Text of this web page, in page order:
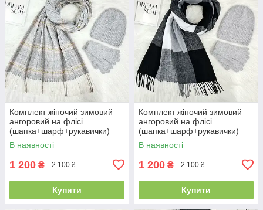
Комплект жіночий зимовий
ангоровий на флісі
(шапка+шарф+рукавички)
ODYSSEY 55-58 см сірий
12822 - 8091 - 4210
В наявності
1 200 ₴ 2 100 ₴
Купити
Комплект жіночий зимовий
ангоровий на флісі
(шапка+шарф+рукавички)
ODYSSEY 55-58 см сірий
12822 - 1125 - 4210
В наявності
1 200 ₴ 2 100 ₴
Купити